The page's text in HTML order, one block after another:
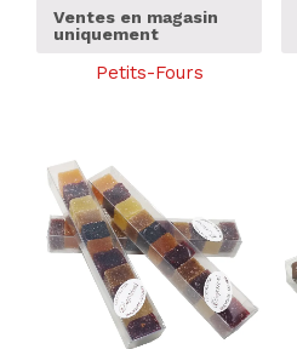
Ventes en magasin
uniquement
Petits-Fours